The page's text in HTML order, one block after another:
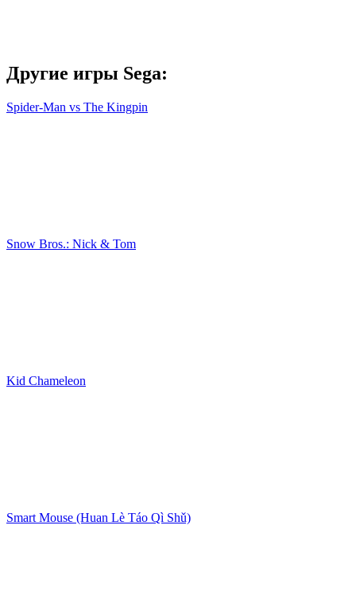
Другие игры Sega:
Spider-Man vs The Kingpin
Snow Bros.: Nick & Tom
Kid Chameleon
Smart Mouse (Huan Lè Táo Qì Shǔ)